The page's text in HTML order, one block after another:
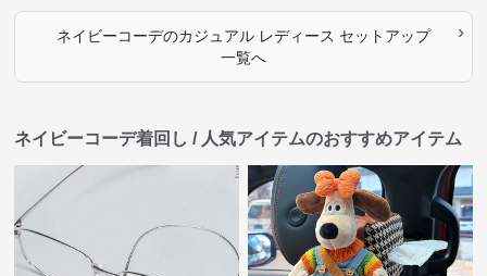
ネイビーコーデのカジュアル レディース セットアップ
一覧へ
›
ネイビーコーデ着回し / 人気アイテムのおすすめアイテム